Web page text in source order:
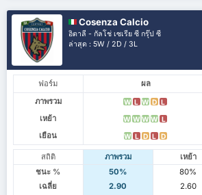
Cosenza Calcio
อิตาลี - กัลโช่ เซเรีย ซี กรุ๊ป ซี
ล่าสุด : 5W / 2D / 3L
ฟอร์ม ผล
ภาพรวม
W L W D L
เหย้า W W W W L
เยือน W L D L D
สถิติ ภาพรวม เหย้า
ชนะ %
50% 80%
เฉลี่ย
2.90 2.60